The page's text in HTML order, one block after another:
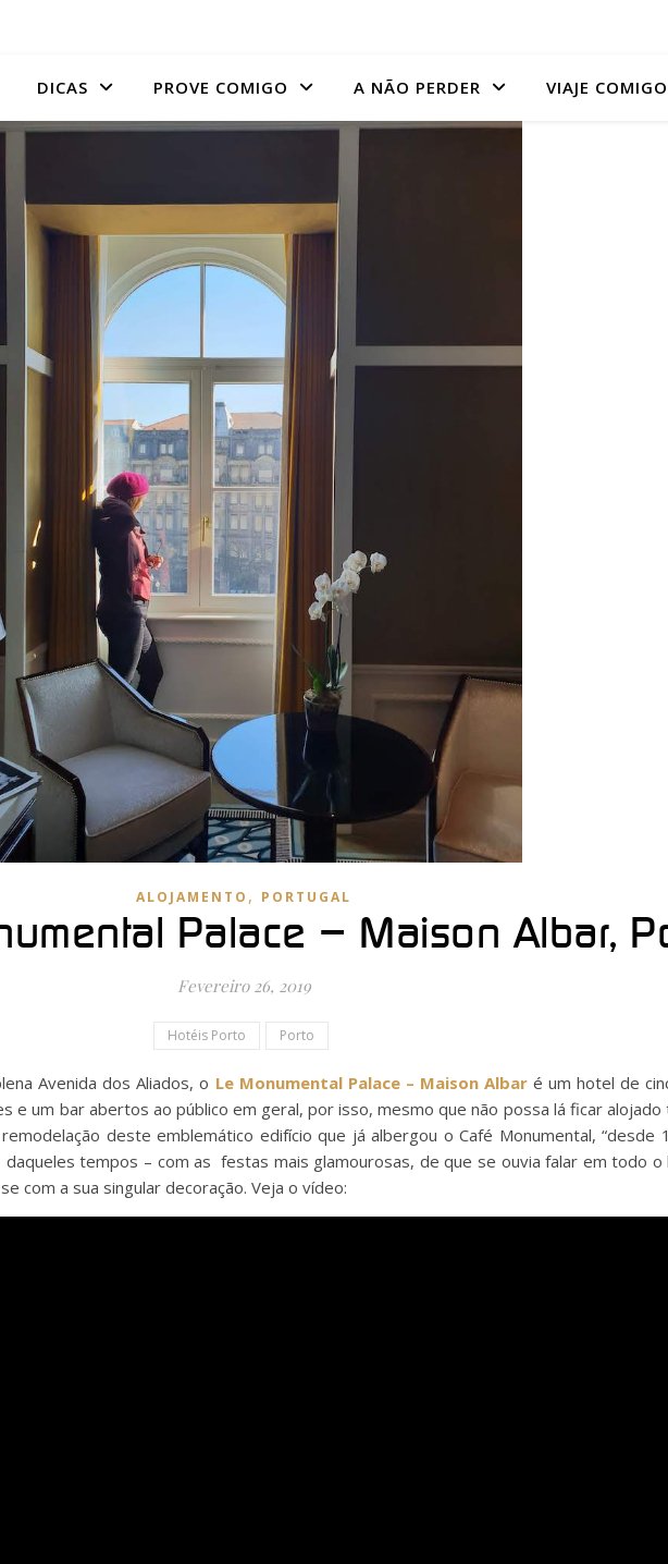
DICAS PROVE COMIGO A NÃO PERDER VIAJE COMIGO
ALOJAMENTO , PORTUGAL
Palace – Maison Albar,
Fevereiro 26, 2019
Hotéis Porto Porto
Avenida dos Aliados, o Le Monumental Palace – Maison Albaré um hotel de
e um bar abertos ao público em geral, por isso, mesmo que não possa lá ficar
deste emblemático edifício que já albergou o Café Monumental, “desde
daqueles tempos – com as festas mais glamourosas, de que se ouvia falar em todo
com a sua singular decoração. Veja o vídeo: